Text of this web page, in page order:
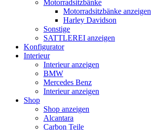
Motorradsitzbänke
Motorradsitzbänke anzeigen
Harley Davidson
Sonstige
SATTLEREI anzeigen
Konfigurator
Interieur
Interieur anzeigen
BMW
Mercedes Benz
Interieur anzeigen
Shop
Shop anzeigen
Alcantara
Carbon Teile